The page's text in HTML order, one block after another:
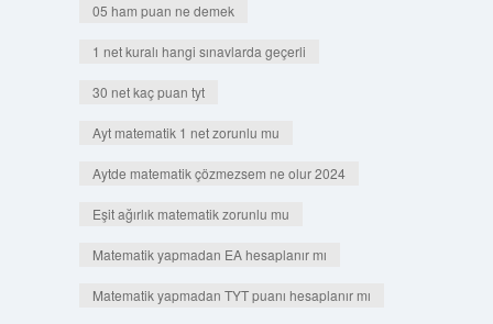
05 ham puan ne demek
1 net kuralı hangi sınavlarda geçerli
30 net kaç puan tyt
Ayt matematik 1 net zorunlu mu
Aytde matematik çözmezsem ne olur 2024
Eşit ağırlık matematik zorunlu mu
Matematik yapmadan EA hesaplanır mı
Matematik yapmadan TYT puanı hesaplanır mı